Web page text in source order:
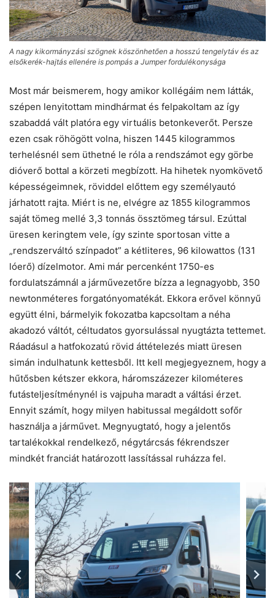
A nagy kikormányzási szögnek köszönhetően a hosszú tengelytáv és az
elsőkerék-hajtás ellenére is pompás a Jumper fordulékonysága
Most már beismerem, hogy amikor kollégáim nem látták,
szépen lenyitottam mindhármat és felpakoltam az így
szabaddá vált platóra egy virtuális betonkeverőt. Persze
ezen csak röhögött volna, hiszen 1445 kilogrammos
terhelésnél sem üthetné le róla a rendszámot egy görbe
dióverő bottal a körzeti megbízott. Ha hihetek nyomkövető
képességeimnek, röviddel előttem egy személyautó
járhatott rajta. Miért is ne, elvégre az 1855 kilogrammos
saját tömeg mellé 3,3 tonnás össztömeg társul. Ezúttal
üresen keringtem vele, így szinte sportosan vitte a
„rendszerváltó színpadot” a kétliteres, 96 kilowattos (131
lóerő) dízelmotor. Ami már percenként 1750-es
fordulatszámnál a járművezetőre bízza a legnagyobb, 350
newtonméteres forgatónyomatékát. Ekkora erővel könnyű
együtt élni, bármelyik fokozatba kapcsoltam a néha
akadozó váltót, céltudatos gyorsulással nyugtázta tettemet.
Ráadásul a hatfokozatú rövid áttételezés miatt üresen
simán indulhatunk kettesből. Itt kell megjegyeznem, hogy a
hűtősben kétszer ekkora, háromszázezer kilométeres
futásteljesítménynél is vajpuha maradt a váltási érzet.
Ennyit számít, hogy milyen habitussal megáldott sofőr
használja a járművet. Megnyugtató, hogy a jelentős
tartalékokkal rendelkező, négytárcsás fékrendszer
mindkét franciát határozott lassítással ruházza fel.